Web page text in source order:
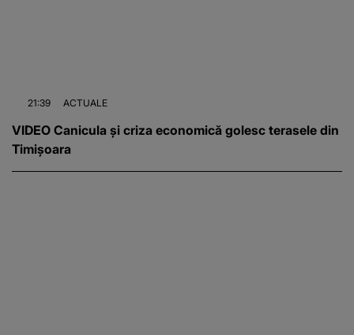
21:39 ACTUALE
VIDEO Canicula și criza economică golesc terasele din
Timișoara